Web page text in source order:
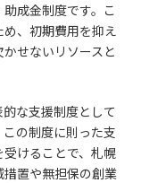
成金制度です。こ
、初期費用を抑え
せないリソースと
な支援制度として
この制度に則った支
けることで、札幌
置や無担保の創業